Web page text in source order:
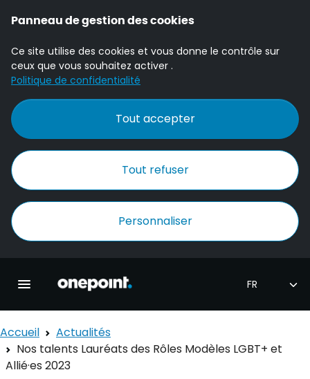
Panneau de gestion des cookies
Ce site utilise des cookies et vous donne le contrôle sur
ceux que vous souhaitez activer .
Politique de confidentialité
Tout accepter
Tout refuser
Personnaliser
Accueil Onepoint
Accueil
Actualités
Nos talents Lauréats des Rôles Modèles LGBT+ et
Allié·es 2023